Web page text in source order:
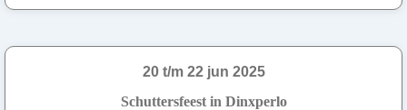
20 t/m 22 jun 2025
Schuttersfeest in Dinxperlo